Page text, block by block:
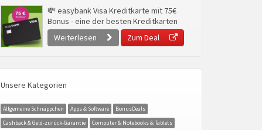
💸 easybank Visa Kreditkarte mit 75€
Bonus - eine der besten Kreditkarten
Weiterlesen
Zum Deal
Unsere Kategorien
Allgemeine Schnäppchen Apps & Software
BonusDeals
Cashback & Geld-zurück-Garantie
Computer & Notebooks & Tablets